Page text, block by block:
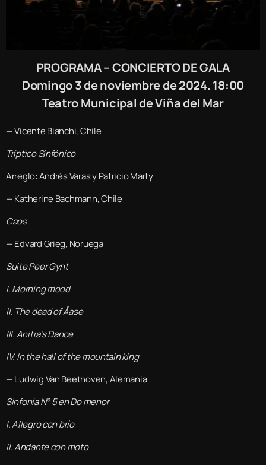
PROGRAMA – CONCIERTO DE GALA
Domingo 3 de noviembre de 2024. 18:00
Teatro Municipal de Viña del Mar
— Vicente Bianchi, Chile
Tríptico Sinfónico
Arreglo: Andrés Varas y Patricio Marty
— Katherine Bachmann, Chile
Caos
— Edvard Grieg, Noruega
Suite Peer Gynt
I. Morning mood
II. The dead of Åase
III. Anitra’s Dance
IV. In the hall of the mountain king
— Ludwig Van Beethoven, Alemania
Sinfonía N° 5 en Do menor
I. Allegro con brío
II. Andante con moto